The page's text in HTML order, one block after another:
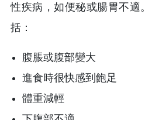
性疾病，如便秘或腸胃不適
括：
腹脹或腹部變大
進食時很快感到飽足
體重減輕